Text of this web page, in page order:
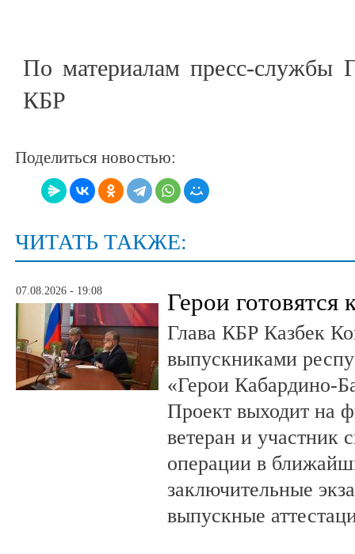
По материалам пресс-службы
КБР
Поделиться новостью:
ЧИТАТЬ ТАКЖЕ:
07.08.2026 - 19:08 Герои готовятся
Глава КБР Казбек
выпускниками
«Герои Кабардино-
Проект выходит на
ветеран и участник
операции в
заключительные
выпускные